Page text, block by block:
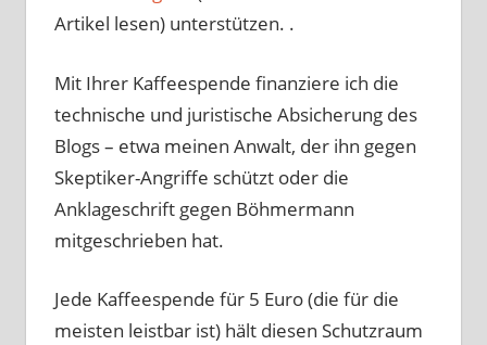
Artikel lesen) unterstützen. .
Mit Ihrer Kaffeespende finanziere ich die
technische und juristische Absicherung des
Blogs – etwa meinen Anwalt, der ihn gegen
Skeptiker-Angriffe schützt oder die
Anklageschrift gegen Böhmermann
mitgeschrieben hat.
Jede Kaffeespende für 5 Euro (die für die
meisten leistbar ist) hält diesen Schutzraum